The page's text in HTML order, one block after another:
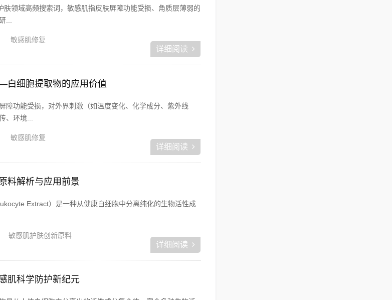
领域高频搜索词，敏感肌指皮肤屏障功能受损、角质层薄弱的
...
敏感肌修复
详细阅读
白细胞提取物的应用价值
障功能受损，对外界刺激（如温度变化、化学成分、紫外线
、环境...
敏感肌修复
详细阅读
料解析与应用前景
Extract）是一种从健康白细胞中分离纯化的生物活性成
敏感肌护肤创新原料
详细阅读
肌科学防护新纪元